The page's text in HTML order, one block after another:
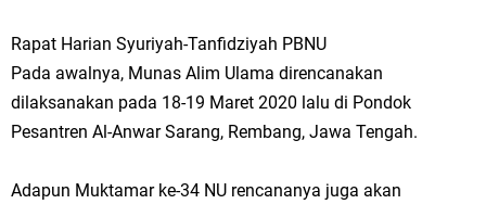
Rapat Harian Syuriyah-Tanfidziyah PBNU
Pada awalnya, Munas Alim Ulama direncanakan
dilaksanakan pada 18-19 Maret 2020 lalu di Pondok
Pesantren Al-Anwar Sarang, Rembang, Jawa Tengah.
Adapun Muktamar ke-34 NU rencananya juga akan